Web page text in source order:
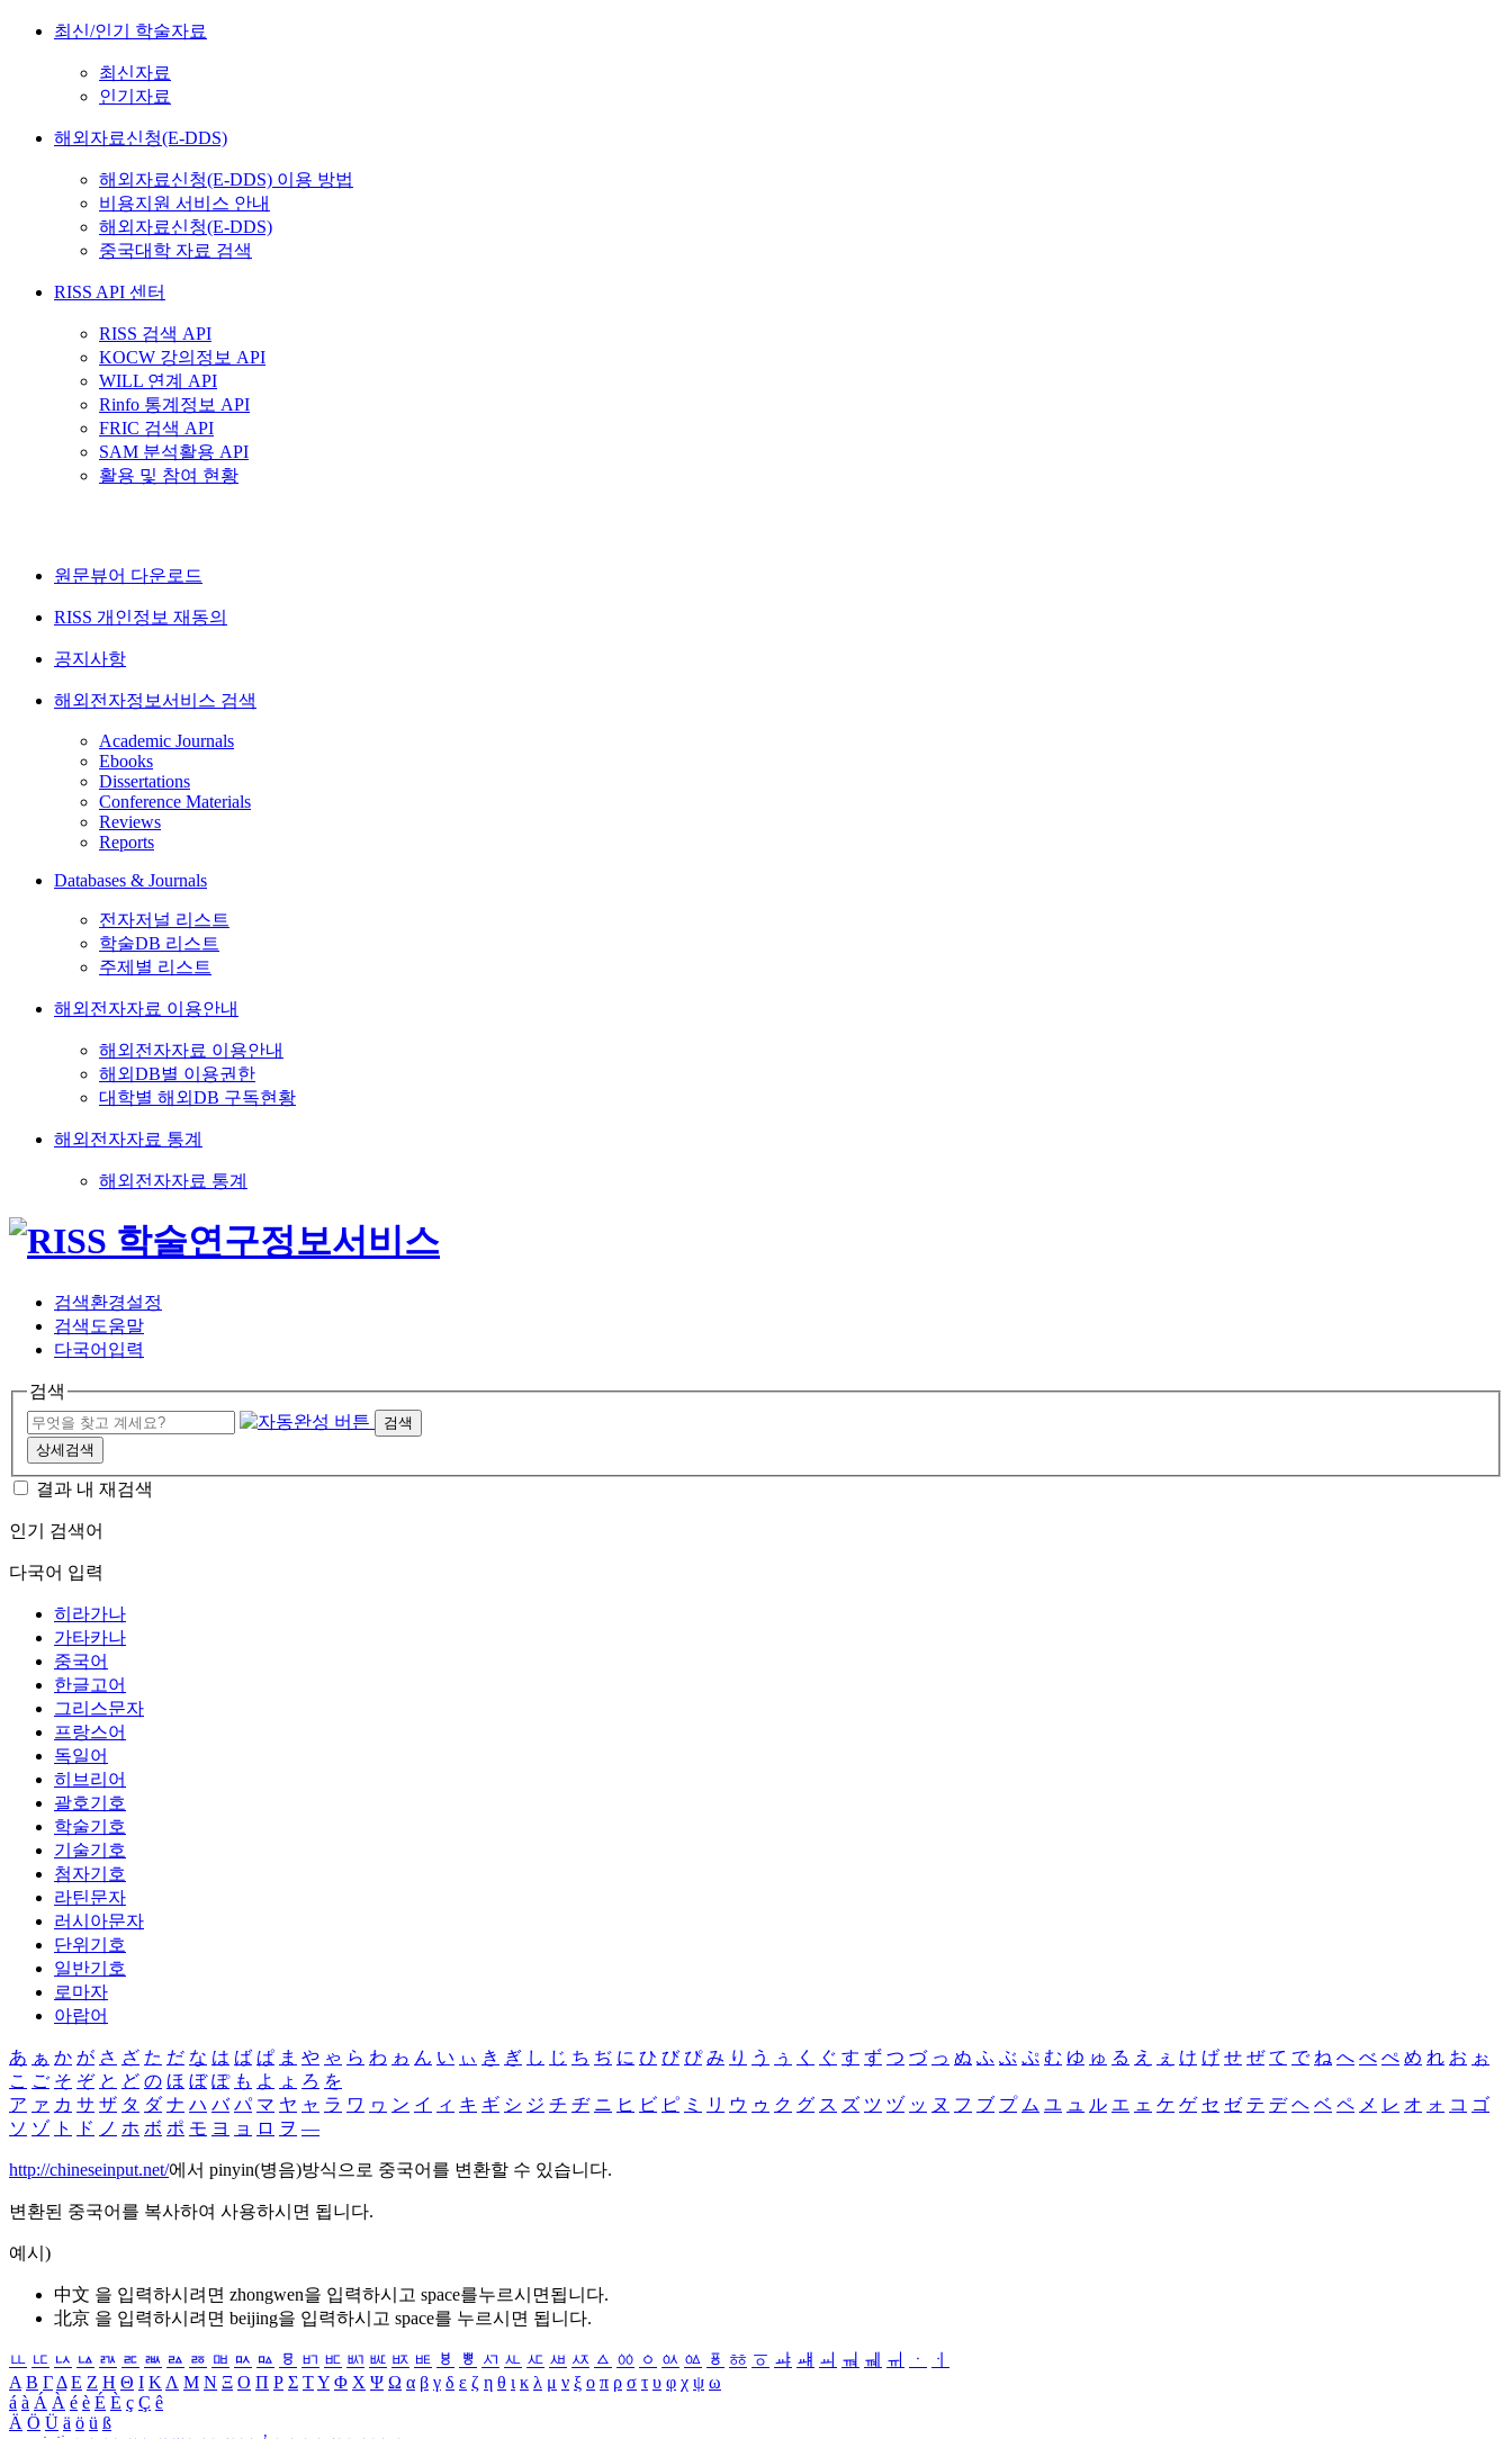
최신/인기 학술자료
최신자료
인기자료
해외자료신청(E-DDS)
해외자료신청(E-DDS) 이용 방법
비용지원 서비스 안내
해외자료신청(E-DDS)
중국대학 자료 검색
RISS API 센터
RISS 검색 API
KOCW 강의정보 API
WILL 연계 API
Rinfo 통계정보 API
FRIC 검색 API
SAM 분석활용 API
활용 및 참여 현황
원문뷰어 다운로드
RISS 개인정보 재동의
공지사항
해외전자정보서비스 검색
Academic Journals
Ebooks
Dissertations
Conference Materials
Reviews
Reports
Databases & Journals
전자저널 리스트
학술DB 리스트
주제별 리스트
해외전자자료 이용안내
해외전자자료 이용안내
해외DB별 이용권한
대학별 해외DB 구독현황
해외전자자료 통계
해외전자자료 통계
검색환경설정
검색도움말
다국어입력
검색
검색
상세검색
결과 내 재검색
인기 검색어
다국어 입력
히라가나
가타카나
중국어
한글고어
그리스문자
프랑스어
독일어
히브리어
괄호기호
학술기호
기술기호
첨자기호
라틴문자
러시아문자
단위기호
일반기호
로마자
아랍어
あ ぁ か が さ ざ た だ な は ば ぱ ま や ゃ ら わ ゎ ん い ぃ き ぎ し じ ち ぢ に ひ び ぴ み り う ぅ く ぐ す ず つ づ っ ぬ ふ ぶ ぷ む ゆ ゅ る え ぇ け げ せ ぜ て で ね へ べ ぺ め れ お ぉ
こ ご そ ぞ と ど の ほ ぼ ぽ も よ ょ ろ を
ア ァ カ サ ザ タ ダ ナ ハ バ パ マ ヤ ャ ラ ワ ヮ ン イ ィ キ ギ シ ジ チ ヂ ニ ヒ ビ ピ ミ リ ウ ゥ ク グ ス ズ ツ ヅ ッ ヌ フ ブ プ ム ユ ュ ル エ ェ ケ ゲ セ ゼ テ デ ヘ ベ ペ メ レ オ ォ コ ゴ
ソ ゾ ト ド ノ ホ ボ ポ モ ヨ ョ ロ ヲ ―
http://chineseinput.net/에서 pinyin(병음)방식으로 중국어를 변환할 수 있습니다.
변환된 중국어를 복사하여 사용하시면 됩니다.
예시)
中文 을 입력하시려면 zhongwen을 입력하시고 space를누르시면됩니다.
北京 을 입력하시려면 beijing을 입력하시고 space를 누르시면 됩니다.
ㅥ ㅦ ㅧ ㅨ ㅩ ㅪ ㅫ ㅬ ㅭ ㅮ ㅯ ㅰ ㅱ ㅲ ㅳ ㅴ ㅵ ㅶ ㅷ ㅸ ㅹ ㅺ ㅻ ㅼ ㅽ ㅾ ㅿ ㆀ ㆁ ㆂ ㆃ ㆄ ㆅ ㆆ ㆇ ㆈ ㆉ ㆊ ㆋ ㆌ ㆍ
ㆎ
Α Β ΓΔ Ε Ζ Η Θ Ι ΚΛ Μ Ν Ξ Ο Π Ρ Σ ΤΥ Φ Χ Ψ Ω α β γ δ ε ζ η θ ι κ λ μ ν ξ ο π ρ σ τ υ φ χ ψ ω
á à Á À é è É È ç Ç ê
Ä Ö Ü ä ö ü ß